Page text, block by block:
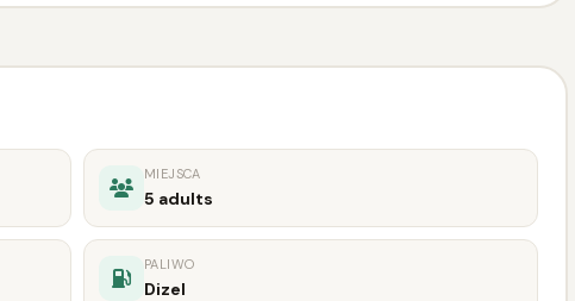
MIEJSCA
5 adults
PALIWO
Dizel